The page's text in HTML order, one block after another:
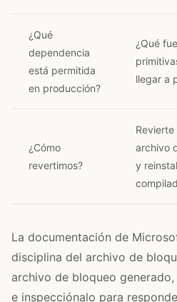
¿Qué
dependencia
está permitida
en producción?
¿Qué
llegar a
¿Cómo
revertimos?
archivo
y
La documentación de
disciplina del archivo de
archivo de bloqueo
e inspecciónalo para